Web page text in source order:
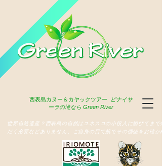
西表島カヌー＆カヤックツアー
ピナイサ
ーラの滝なら Green River
世界自然遺産？西表島の自然はユネスコの小役人に媚びてまで
だく必要などありません、ご自身の目で肌でその価値をお確か